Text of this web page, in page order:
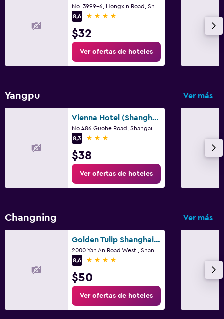
8,6
4 estrellas
$32
Ver ofertas de hoteles
Yangpu Ver más
Vienna Hotel (Shanghai Wujiaochang)
No.486 Guohe Road, Shangai
8,3
3 estrellas
$38
Ver ofertas de hoteles
Changning Ver más
Golden Tulip Shanghai Rainbow
8,6
4 estrellas
$50
Ver ofertas de hoteles